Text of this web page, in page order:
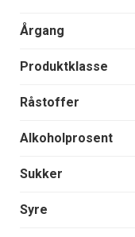
Årgang
Produktklasse
Råstoffer
Alkoholprosent
Sukker
Syre